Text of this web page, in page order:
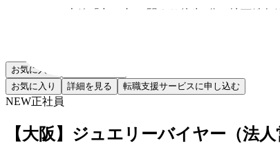
名古屋本線「丸の内」 駅より徒歩4分、地下鉄各
お気に入り
お気に入り
詳細を見る 転職支援サービスに申し込む
NEW正社員
【大阪】ジュエリーバイヤー（法